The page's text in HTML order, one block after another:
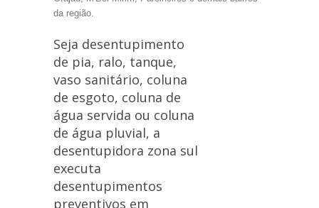
da região.
Seja desentupimento
de pia, ralo, tanque,
vaso sanitário, coluna
de esgoto, coluna de
água servida ou coluna
de água pluvial, a
desentupidora zona sul
executa
desentupimentos
preventivos em